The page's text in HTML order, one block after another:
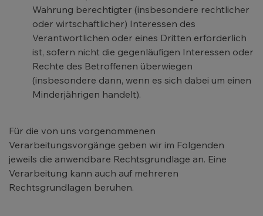
Wahrung berechtigter (insbesondere rechtlicher
oder wirtschaftlicher) Interessen des
Verantwortlichen oder eines Dritten erforderlich
ist, sofern nicht die gegenläufigen Interessen oder
Rechte des Betroffenen überwiegen
(insbesondere dann, wenn es sich dabei um einen
Minderjährigen handelt).
Für die von uns vorgenommenen
Verarbeitungsvorgänge geben wir im Folgenden
jeweils die anwendbare Rechtsgrundlage an. Eine
Verarbeitung kann auch auf mehreren
Rechtsgrundlagen beruhen.